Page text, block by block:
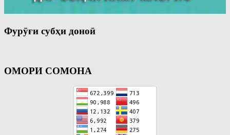
Фурӯғи субҳи доноӣ
ОМОРИ СОМОНА